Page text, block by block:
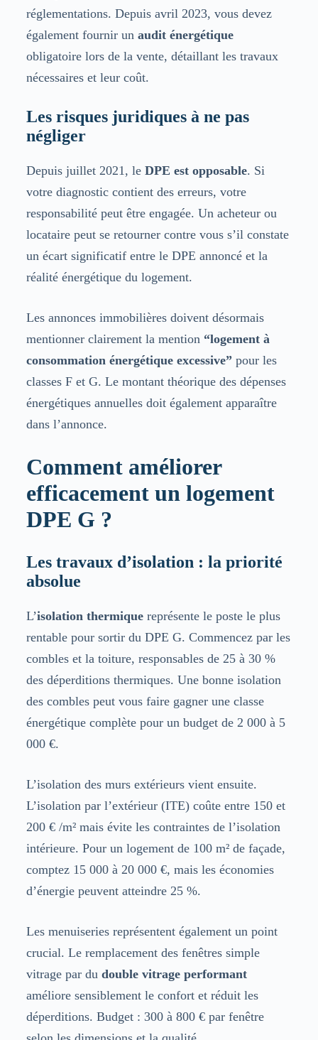
réglementations. Depuis avril 2023, vous devez
également fournir un audit énergétique
obligatoire lors de la vente, détaillant les travaux
nécessaires et leur coût.
Les risques juridiques à ne pas
négliger
Depuis juillet 2021, le DPE est opposable. Si
votre diagnostic contient des erreurs, votre
responsabilité peut être engagée. Un acheteur ou
locataire peut se retourner contre vous s’il constate
un écart significatif entre le DPE annoncé et la
réalité énergétique du logement.
Les annonces immobilières doivent désormais
mentionner clairement la mention “logement à
consommation énergétique excessive” pour les
classes F et G. Le montant théorique des dépenses
énergétiques annuelles doit également apparaître
dans l’annonce.
Comment améliorer
efficacement un logement
DPE G ?
Les travaux d’isolation : la priorité
absolue
L’isolation thermiquereprésente le poste le plus
rentable pour sortir du DPE G. Commencez par les
combles et la toiture, responsables de 25 à 30 %
des déperditions thermiques. Une bonne isolation
des combles peut vous faire gagner une classe
énergétique complète pour un budget de 2 000 à 5
000 €.
L’isolation des murs extérieurs vient ensuite.
L’isolation par l’extérieur (ITE) coûte entre 150 et
200 € /m² mais évite les contraintes de l’isolation
intérieure. Pour un logement de 100 m² de façade,
comptez 15 000 à 20 000 €, mais les économies
d’énergie peuvent atteindre 25 %.
Les menuiseries représentent également un point
crucial. Le remplacement des fenêtres simple
vitrage par du double vitrage performant
améliore sensiblement le confort et réduit les
déperditions. Budget : 300 à 800 € par fenêtre